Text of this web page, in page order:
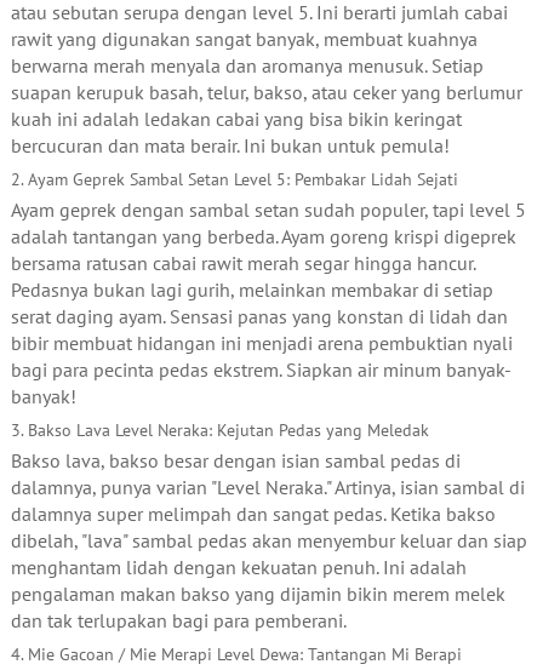
atau sebutan serupa dengan level 5. Ini berarti jumlah cabai
rawit yang digunakan sangat banyak, membuat kuahnya
berwarna merah menyala dan aromanya menusuk. Setiap
suapan kerupuk basah, telur, bakso, atau ceker yang berlumur
kuah ini adalah ledakan cabai yang bisa bikin keringat
bercucuran dan mata berair. Ini bukan untuk pemula!
2. Ayam Geprek Sambal Setan Level 5: Pembakar Lidah Sejati
Ayam geprek dengan sambal setan sudah populer, tapi level 5
adalah tantangan yang berbeda. Ayam goreng krispi digeprek
bersama ratusan cabai rawit merah segar hingga hancur.
Pedasnya bukan lagi gurih, melainkan membakar di setiap
serat daging ayam. Sensasi panas yang konstan di lidah dan
bibir membuat hidangan ini menjadi arena pembuktian nyali
bagi para pecinta pedas ekstrem. Siapkan air minum banyak-
banyak!
3. Bakso Lava Level Neraka: Kejutan Pedas yang Meledak
Bakso lava, bakso besar dengan isian sambal pedas di
dalamnya, punya varian "Level Neraka." Artinya, isian sambal di
dalamnya super melimpah dan sangat pedas. Ketika bakso
dibelah, "lava" sambal pedas akan menyembur keluar dan siap
menghantam lidah dengan kekuatan penuh. Ini adalah
pengalaman makan bakso yang dijamin bikin merem melek
dan tak terlupakan bagi para pemberani.
4. Mie Gacoan / Mie Merapi Level Dewa: Tantangan Mi Berapi